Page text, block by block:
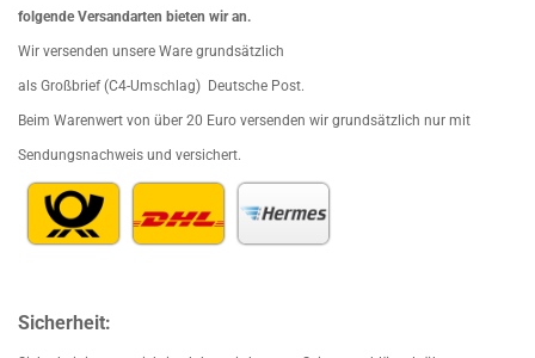
folgende Versandarten bieten wir an.
Wir versenden unsere Ware grundsätzlich
als Großbrief (C4-Umschlag) Deutsche Post.
Beim Warenwert von über 20 Euro versenden wir grundsätzlich nur mit
Sendungsnachweis und versichert.
Sicherheit: